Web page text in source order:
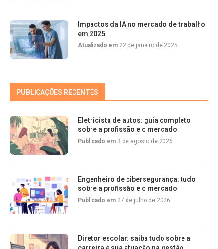
Impactos da IA no mercado de trabalho
em 2025
Atualizado em 22 de janeiro de 2025
PUBLICAÇÕES RECENTES
Eletricista de autos: guia completo
sobre a profissão e o mercado
Publicado em 3 de agosto de 2026
Engenheiro de cibersegurança: tudo
sobre a profissão e o mercado
Publicado em 27 de julho de 2026
Diretor escolar: saiba tudo sobre a